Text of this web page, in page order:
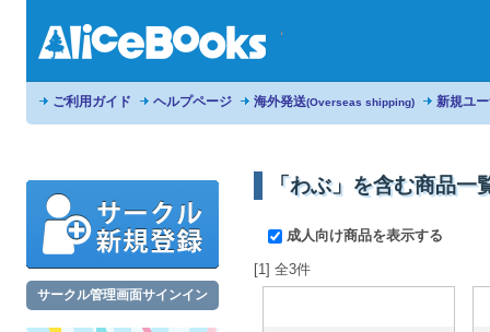
ご利用ガイド ヘルプページ 海外発送(Overseas shipping) 新規ユ
サークル管理画面サインイン
「わぶ」を含む商品一
成人向け商品を表示する
[1] 全3件